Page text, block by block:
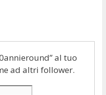
al tuo
ad altri follower.